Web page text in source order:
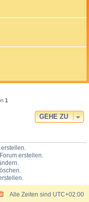
1
GEHE ZU
erstellen.
löschen.
Alle Zeiten sind UTC+02:00